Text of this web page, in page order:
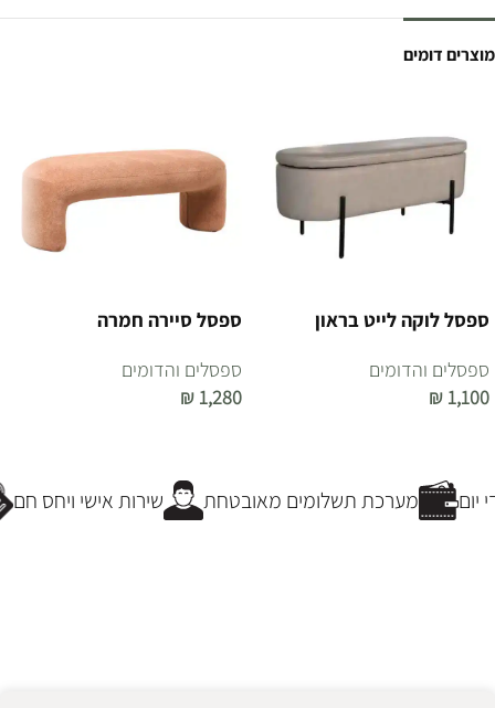
מוצרים דומים
ספסל לוקה לייט בראון
ספסלים והדומים
₪ 1,100
ספסל סיירה חמרה
ספסלים והדומים
₪ 1,280
שירות אישי ויחס חם מערכת תשלומים מאובטחת